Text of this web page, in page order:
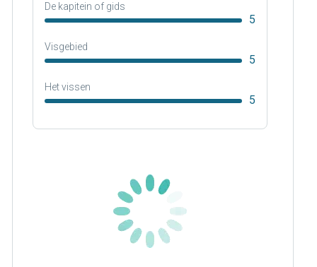
De kapitein of gids
5
Visgebied
5
Het vissen
5